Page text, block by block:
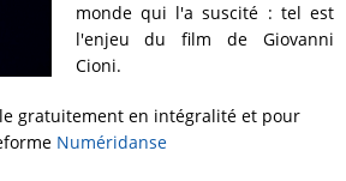
monde qui l'a suscité : tel est
l'enjeu du film de Giovanni
Cioni.
gratuitement en intégralité et pour
Numéridanse